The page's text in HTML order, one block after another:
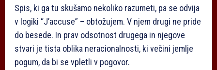
Spis, ki ga tu skušamo nekoliko razumeti, pa se odvija
v logiki “J’accuse” – obtožujem. V njem drugi ne pride
do besede. In prav odsotnost drugega in njegove
stvari je tista oblika neracionalnosti, ki večini jemlje
pogum, da bi se vpletli v pogovor.